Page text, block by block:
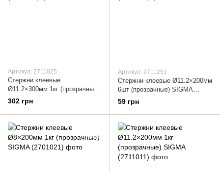
Артикул: 2711025
Стержни клеевые
Ø11.2×300мм 1кг (прозрачные)
GRAD (2711025)
302 грн
Артикул: 2711251
Стержни клеевые Ø11.2×200мм
6шт (прозрачные) SIGMA
(2711251)
59 грн